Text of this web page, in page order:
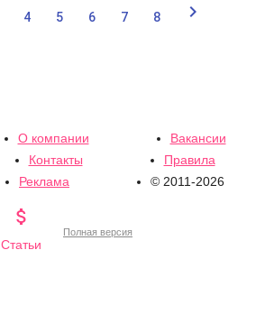
4 5 6 7 8 
О компании
Вакансии
Контакты
Правила
Реклама
© 2011-2026

Статьи
Полная версия